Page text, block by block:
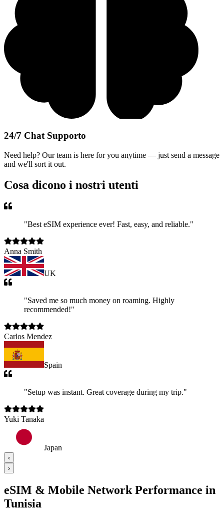
24/7 Chat Supporto
Need help? Our team is here for you anytime — just send a message
and we'll sort it out.
Cosa dicono i nostri utenti
"Best eSIM experience ever! Fast, easy, and reliable."
Anna Smith
UK
"Saved me so much money on roaming. Highly
recommended!"
Carlos Mendez
Spain
"Setup was instant. Great coverage during my trip."
Yuki Tanaka
Japan
‹
›
eSIM & Mobile Network Performance in
Tunisia